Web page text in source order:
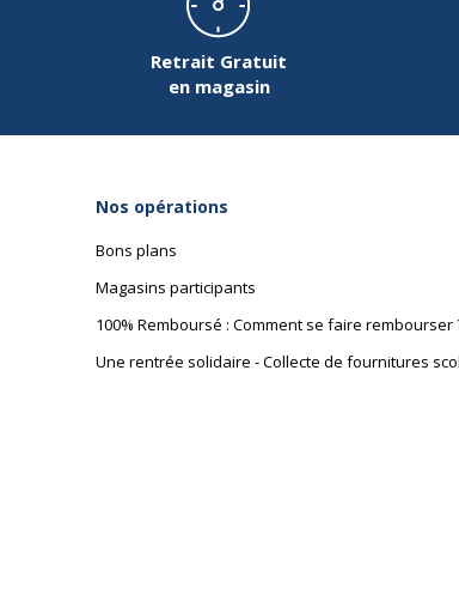
Retrait Gratuit
en magasin
Nos opérations
Bons plans
Magasins participants
100% Remboursé : Comment se faire rembourser
Une rentrée solidaire - Collecte de fournitures